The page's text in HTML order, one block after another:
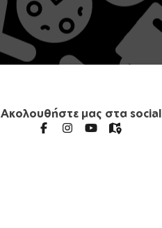
Ακολουθήστε μας στα social